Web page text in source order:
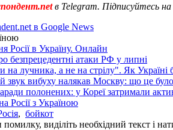
в Telegram. Підписуйтесь
в Google News
Росії в Україну. Онлайн
безпрецедентні атаки РФ у липні
на лучника, а не на стрілу". Як Україні
звук вибуху налякав Москву: що це було
полонених: у Кореї затримали
Росії з Україною
, бойкот
виділіть необхідний текст і